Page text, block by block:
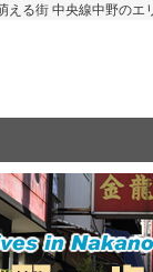
える街 中央線中野のエ